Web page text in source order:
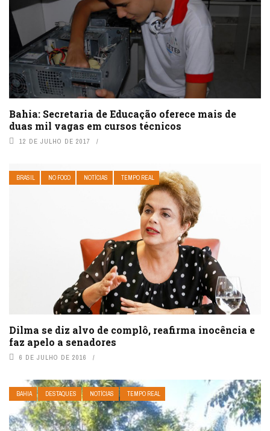
Bahia: Secretaria de Educação oferece mais de
duas mil vagas em cursos técnicos
12 DE JULHO DE 2017
BRASIL NO FOCO NOTÍCIAS TEMPO REAL
Dilma se diz alvo de complô, reafirma inocência e
faz apelo a senadores
6 DE JULHO DE 2016
BAHIA DESTAQUES NOTÍCIAS TEMPO REAL